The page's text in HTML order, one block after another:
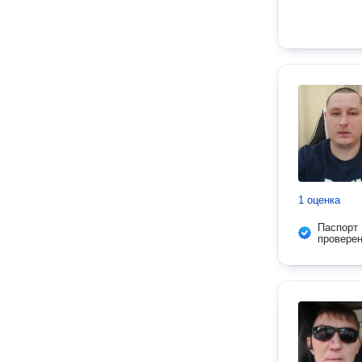
1 оценка
Паспорт
проверен